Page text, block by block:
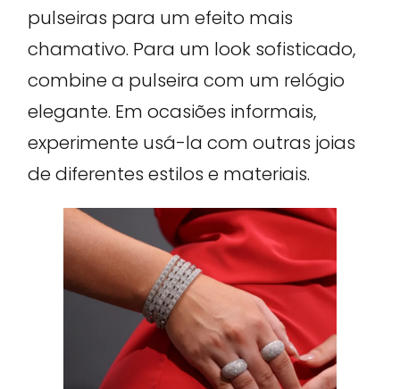
pulseiras para um efeito mais
chamativo. Para um look sofisticado,
combine a pulseira com um relógio
elegante. Em ocasiões informais,
experimente usá-la com outras joias
de diferentes estilos e materiais.